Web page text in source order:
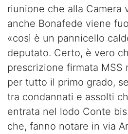
riunione che alla Camera
anche Bonafede viene
«così è un pannicello
deputato. Certo, è vero
prescrizione firmata MSS
per tutto il primo grado,
tra condannati e assolti
entrata nel lodo Conte
che, fanno notare in via